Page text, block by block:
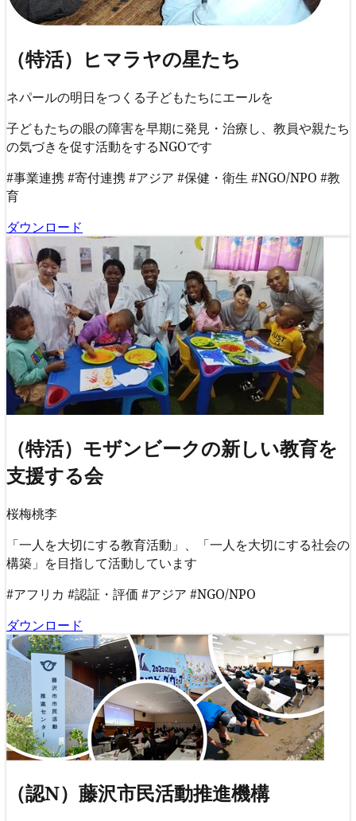
（特活）ヒマラヤの星たち
ネパールの明日をつくる子どもたちにエールを
子どもたちの眼の障害を早期に発見・治療し、教員や親たち
の気づきを促す活動をするNGOです
#事業連携#寄付連携#アジア #保健・衛生 #NGO/NPO #教
育
ダウンロード
（特活）モザンビークの新しい教育を
支援する会
桜梅桃李
「一人を大切にする教育活動」、「一人を大切にする社会の
構築」を目指して活動しています
#アフリカ #認証・評価 #アジア #NGO/NPO
ダウンロード
（認N）藤沢市民活動推進機構